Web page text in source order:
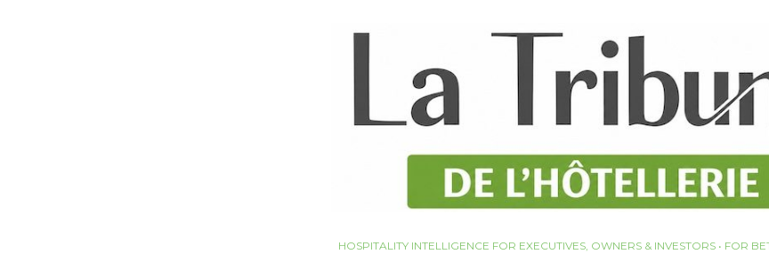
HOSPITALITY INTELLIGENCE FOR EXECUTIVES, OWNERS & INVESTORS • FOR